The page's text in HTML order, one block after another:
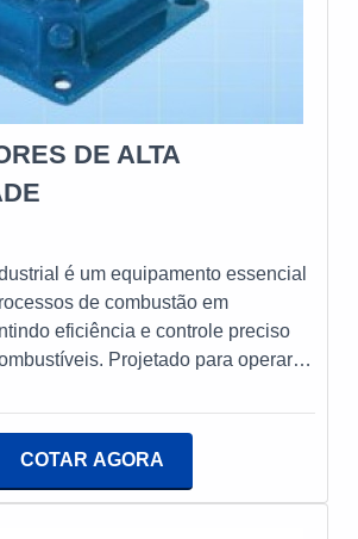
DE ALTA
é um equipamento essencial
de combustão em
eficiência e controle preciso
Projetado para operar
industrial proporciona alta
desde 1965, se destaca na
COTAR AGORA